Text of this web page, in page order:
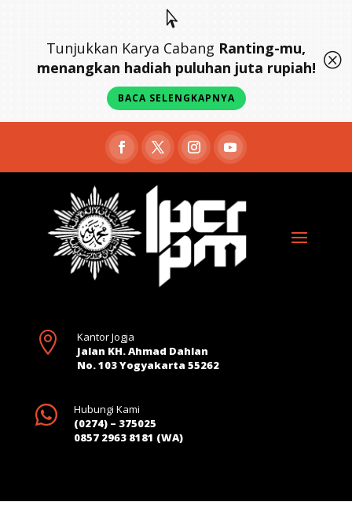

Tunjukkan Karya Cabang Ranting-mu,
menangkan hadiah puluhan juta rupiah!
BACA SELENGKAPNYA
Q

Kantor Jogja
Jalan KH. Ahmad Dahlan
No. 103 Yogyakarta 55262

Hubungi Kami
(0274) – 375025
0857 2963 8181 (WA)